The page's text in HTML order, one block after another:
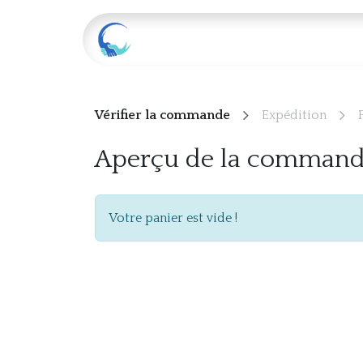
Vérifier la commande Expédition
Aperçu de la
Votre panier est vide !